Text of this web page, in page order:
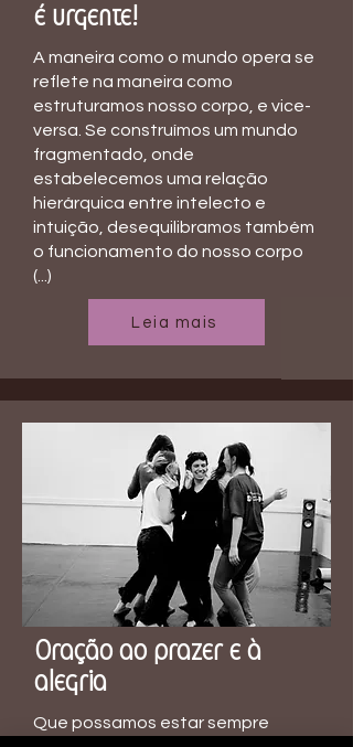
é urgente!
A maneira como o mundo opera se
reflete na maneira como
estruturamos nosso corpo, e vice-
versa. Se construímos um mundo
fragmentado, onde
estabelecemos uma relação
hierárquica entre intelecto e
intuição, desequilibramos também
o funcionamento do nosso corpo
(...)
Leia mais
Oração ao prazer e à
alegria
Que possamos estar sempre